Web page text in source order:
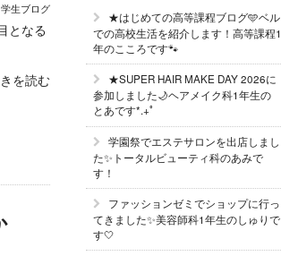
学生ブログ
なる
を読む
★はじめての高等課程ブログ🩵ベル
での高校生活を紹介します！高等課程1
年のこころです🐾
★SUPER HAIR MAKE DAY 2026に
参加しました🌙ヘアメイク科1年生の
とあです*.+ﾟ
学園祭でエステサロンを出店しまし
た✨トータルビューティ科のあみで
す！
ファッションゼミでショップに行っ
てきました✨美容師科1年生のしゅりで
す🤍